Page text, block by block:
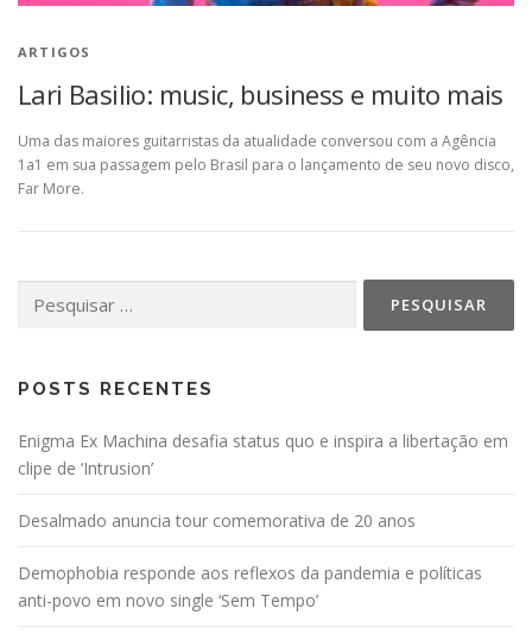
ARTIGOS
Lari Basilio: music, business e muito mais
Uma das maiores guitarristas da atualidade conversou com a Agência
1a1 em sua passagem pelo Brasil para o lançamento de seu novo disco,
Far More.
por:
POSTS RECENTES
Enigma Ex Machina desafia status quo e inspira a libertação em
clipe de ‘Intrusion’
Desalmado anuncia tour comemorativa de 20 anos
Demophobia responde aos reflexos da pandemia e políticas
anti-povo em novo single ‘Sem Tempo’